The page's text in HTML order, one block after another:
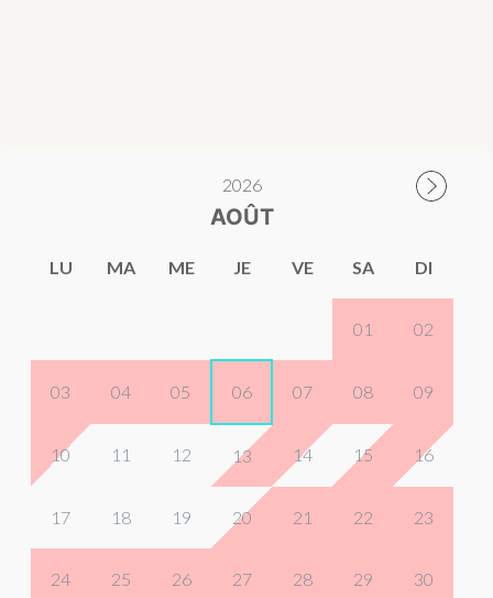
2026
AOÛT
LU MA ME JE VE SA DI
01 02
03 04 05 06 07 08 09
10 11 12 13 14 15 16
17 18 19 20 21 22 23
24 25 26 27 28 29 30